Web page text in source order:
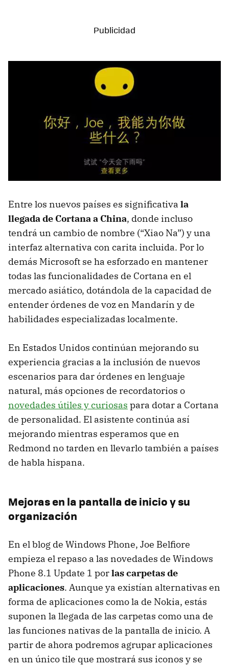
Entre los nuevos países es significativa la
llegada de Cortana a China, donde incluso
tendrá un cambio de nombre (“Xiao Na”) y una
interfaz alternativa con carita incluida. Por lo
demás Microsoft se ha esforzado en mantener
todas las funcionalidades de Cortana en el
mercado asiático, dotándola de la capacidad de
entender órdenes de voz en Mandarín y de
habilidades especializadas localmente.
En Estados Unidos continúan mejorando su
experiencia gracias a la inclusión de nuevos
escenarios para dar órdenes en lenguaje
natural, más opciones de recordatorios o
novedades útiles y curiosas para dotar a Cortana
de personalidad. El asistente continúa así
mejorando mientras esperamos que en
Redmond no tarden en llevarlo también a países
de habla hispana.
Mejoras en la pantalla de inicio y su
organización
En el blog de Windows Phone, Joe Belfiore
empieza el repaso a las novedades de Windows
Phone 8.1 Update 1 porlas carpetas de
aplicaciones. Aunque ya existían alternativas en
forma de aplicaciones como la de Nokia, estás
suponen la llegada de las carpetas como una de
las funciones nativas de la pantalla de inicio. A
partir de ahora podremos agrupar aplicaciones
en un único tile que mostrará sus iconos y se